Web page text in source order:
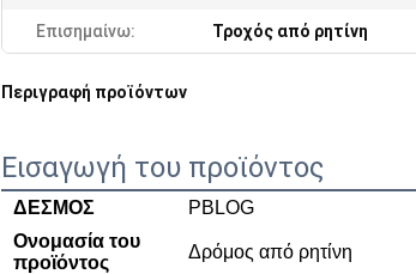
Επισημαίνω: Τροχός από ρητίνη
Περιγραφή προϊόντων
Εισαγωγή του προϊόντος
ΔΕΣΜΟΣ
PBLOG
Ονομασία του
προϊόντος
Δρόμος από ρητίνη